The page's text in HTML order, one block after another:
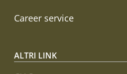
Career service
ALTRI LINK